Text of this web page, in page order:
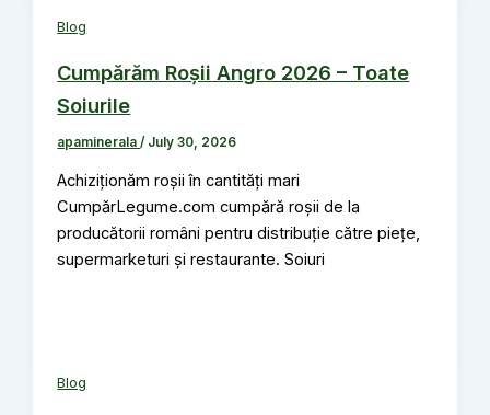
Blog
Cumpărăm Roșii Angro 2026 – Toate
Soiurile
apaminerala/ July 30, 2026
Achiziționăm roșii în cantități mari
CumpărLegume.com cumpără roșii de la
producătorii români pentru distribuție către piețe,
supermarketuri și restaurante. Soiuri
Blog